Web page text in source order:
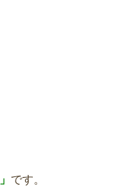
です。